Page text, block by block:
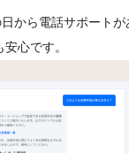
から電話サポートが
心です。